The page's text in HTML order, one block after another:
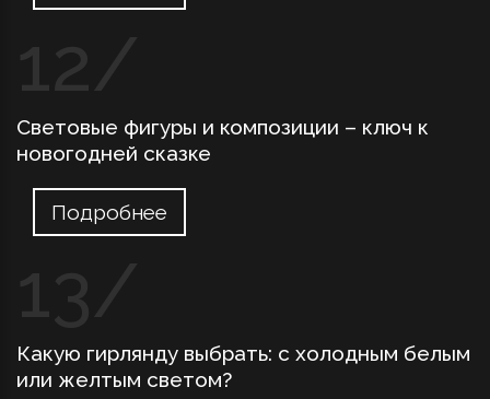
Световые фигуры и композиции – ключ к
новогодней сказке
Подробнее
Какую гирлянду выбрать: с холодным белым
или желтым светом?